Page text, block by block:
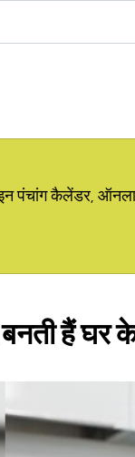
पंचांग कैलेंडर,
बनती हैं